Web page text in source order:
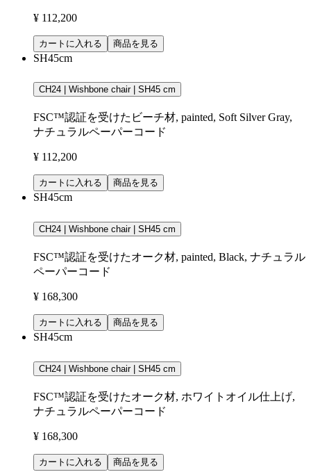
¥ 112,200
カートに入れる 商品を見る
SH45cm
CH24 | Wishbone chair | SH45 cm
FSC™認証を受けたビーチ材, painted, Soft Silver Gray,
ナチュラルペーパーコード
¥ 112,200
カートに入れる 商品を見る
SH45cm
CH24 | Wishbone chair | SH45 cm
FSC™認証を受けたオーク材, painted, Black, ナチュラル
ペーパーコード
¥ 168,300
カートに入れる 商品を見る
SH45cm
CH24 | Wishbone chair | SH45 cm
FSC™認証を受けたオーク材, ホワイトオイル仕上げ,
ナチュラルペーパーコード
¥ 168,300
カートに入れる 商品を見る